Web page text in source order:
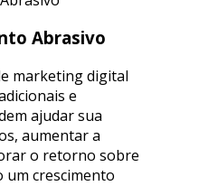
Abrasivo
marketing digital
e
ajudar sua
aumentar a
o retorno sobre
crescimento